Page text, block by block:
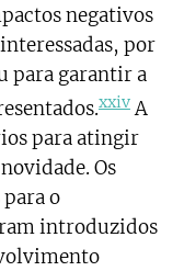
negativos
por
para garantir a
xxivA
para atingir
Os
o
introduzidos